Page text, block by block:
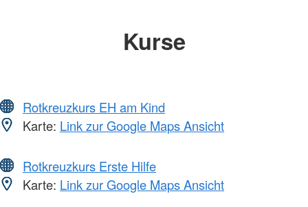
Kurse
Rotkreuzkurs EH am Kind
Karte: Link zur Google Maps Ansicht
Rotkreuzkurs Erste Hilfe
Karte: Link zur Google Maps Ansicht